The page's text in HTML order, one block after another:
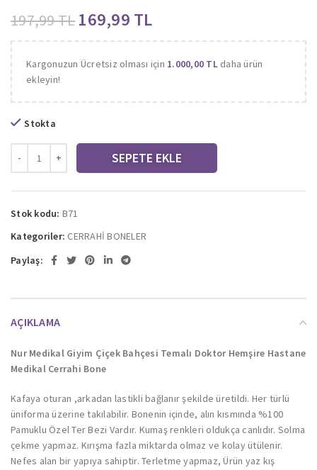
197,99TL 169,99 TL
Kargonuzun Ücretsiz olması için 1.000,00 TLdaha ürün
ekleyin!
Stokta
SEPETE EKLE
Stok kodu: B71
Kategoriler: CERRAHİ BONELER
Paylaş:
AÇIKLAMA
Nur Medikal Giyim Çiçek Bahçesi Temalı Doktor Hemşire Hastane
Medikal Cerrahi Bone
Kafaya oturan ,arkadan lastikli bağlanır şekilde üretildi. Her türlü
üniforma üzerine takılabilir. Bonenin içinde, alın kısmında %100
Pamuklu Özel Ter Bezi Vardır. Kumaş renkleri oldukça canlıdır. Solma
çekme yapmaz. Kırışma fazla miktarda olmaz ve kolay ütülenir.
Nefes alan bir yapıya sahiptir. Terletme yapmaz, Ürün yaz kış